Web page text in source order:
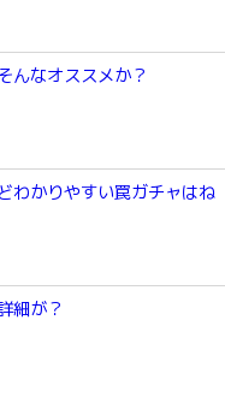
んなオススメか？
わかりやすい罠ガチャはね
細が？